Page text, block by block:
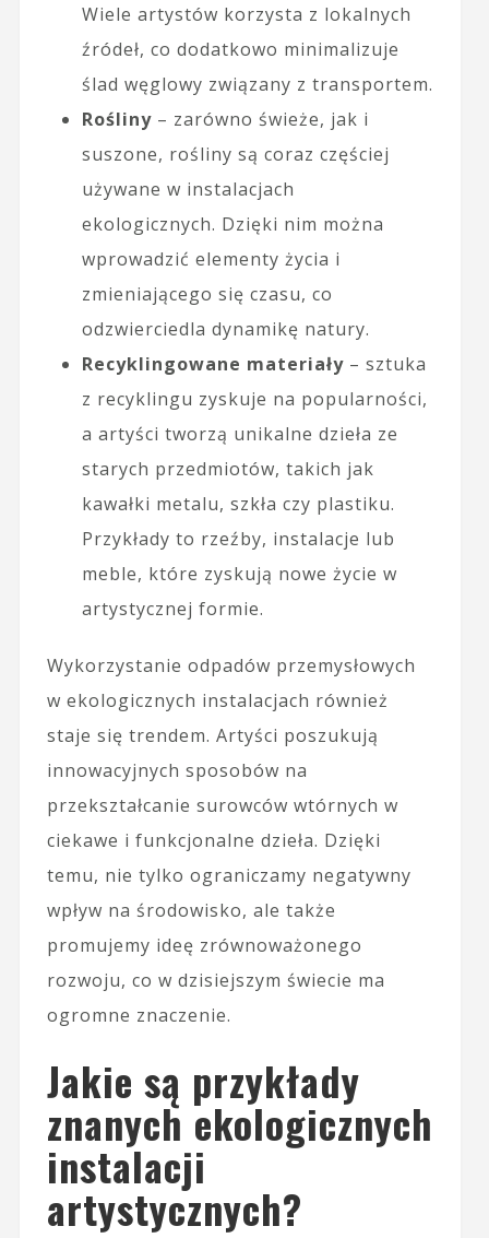
Wiele artystów korzysta z lokalnych
źródeł, co dodatkowo minimalizuje
ślad węglowy związany z transportem.
Rośliny– zarówno świeże, jak i
suszone, rośliny są coraz częściej
używane w instalacjach
ekologicznych. Dzięki nim można
wprowadzić elementy życia i
zmieniającego się czasu, co
odzwierciedla dynamikę natury.
Recyklingowane materiały– sztuka
z recyklingu zyskuje na popularności,
a artyści tworzą unikalne dzieła ze
starych przedmiotów, takich jak
kawałki metalu, szkła czy plastiku.
Przykłady to rzeźby, instalacje lub
meble, które zyskują nowe życie w
artystycznej formie.
Wykorzystanie odpadów przemysłowych
w ekologicznych instalacjach również
staje się trendem. Artyści poszukują
innowacyjnych sposobów na
przekształcanie surowców wtórnych w
ciekawe i funkcjonalne dzieła. Dzięki
temu, nie tylko ograniczamy negatywny
wpływ na środowisko, ale także
promujemy ideę zrównoważonego
rozwoju, co w dzisiejszym świecie ma
ogromne znaczenie.
Jakie są przykłady
znanych ekologicznych
instalacji
artystycznych?